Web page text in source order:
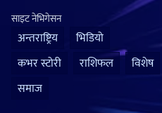
साइट नेभिगेसन
अन्तराष्ट्रिय
भिडियो
कभर स्टोरी
राशिफल
विशेष
समाज